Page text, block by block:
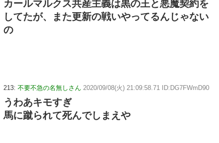
カールマルクス共産主義は黒の王と悪魔契約を
してたが、また更新の戦いやってるんじゃない
の
213: 不要不急の名無しさん 2020/09/08(火) 21:09:58.71 ID:DG7FWmD90
うわあキモすぎ
馬に蹴られて死んでしまえや